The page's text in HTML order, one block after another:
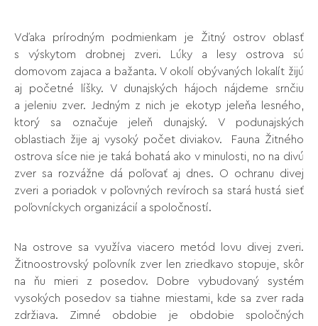
Vďaka prírodným podmienkam je Žitný ostrov oblasť
s výskytom drobnej zveri. Lúky a lesy ostrova sú
domovom zajaca a bažanta. V okolí obývaných lokalít žijú
aj početné líšky. V dunajských hájoch nájdeme srnčiu
a jeleniu zver. Jedným z nich je ekotyp jeleňa lesného,
ktorý sa označuje jeleň dunajský. V podunajských
oblastiach žije aj vysoký počet diviakov. Fauna Žitného
ostrova síce nie je taká bohatá ako v minulosti, no na divú
zver sa rozvážne dá poľovať aj dnes. O ochranu divej
zveri a poriadok v poľovných revíroch sa stará hustá sieť
poľovníckych organizácií a spoločností.
Na ostrove sa využíva viacero metód lovu divej zveri.
Žitnoostrovský poľovník zver len zriedkavo stopuje, skôr
na ňu mieri z posedov. Dobre vybudovaný systém
vysokých posedov sa tiahne miestami, kde sa zver rada
zdržiava. Zimné obdobie je obdobie spoločných